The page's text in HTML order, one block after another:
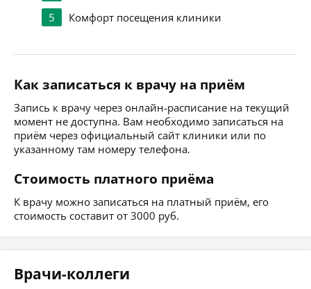
5 Комфорт посещения клиники
Как записаться к врачу на приём
Запись к врачу через онлайн-расписание на текущий
момент не доступна. Вам необходимо записаться на
приём через официальный сайт клиники или по
указанному там номеру телефона.
Стоимость платного приёма
К врачу можно записаться на платный приём, его
стоимость составит от 3000 руб.
Врачи-коллеги